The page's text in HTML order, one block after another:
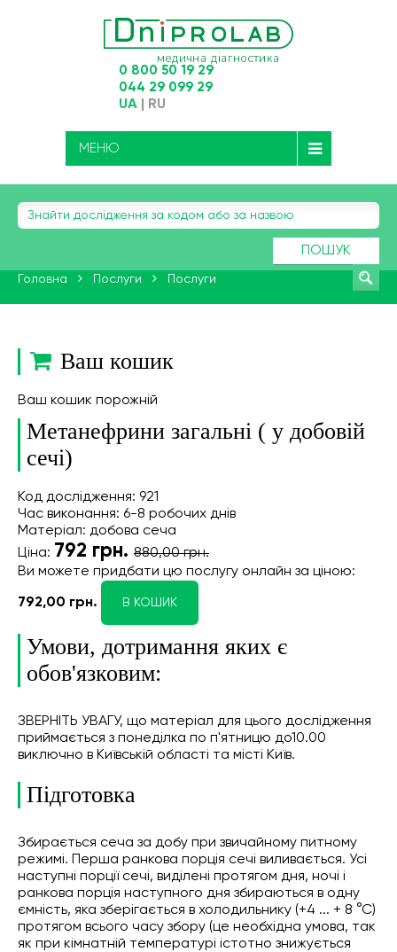
0 800 50 19 29
044 29 099 29
UA RU
МЕНЮ
ПОШУК
Головна Послуги Послуги
Ваш кошик
Ваш кошик порожній
Метанефрини загальні ( у добовій
сечі)
Код дослідження: 921
Час виконання: 6-8 робочих днів
Матеріал: добова сеча
Ціна: 792 грн. 880,00 грн.
Ви можете придбати цю послугу онлайн за ціною:
792,00 грн. В КОШИК
Умови, дотримання яких є
обов'язковим:
ЗВЕРНІТЬ УВАГУ, що матеріал для цього дослідження
приймається з понеділка по п'ятницю до10.00
виключно в Київській області та місті Київ.
Підготовка
Збирається сеча за добу при звичайному питному
режимі. Перша ранкова порція сечі виливається. Усі
наступні порції сечі, виділені протягом дня, ночі і
ранкова порція наступного дня збираються в одну
ємність, яка зберігається в холодильнику (+4 ... + 8 °С)
протягом всього часу збору (це необхідна умова, так
як при кімнатній температурі істотно знижується